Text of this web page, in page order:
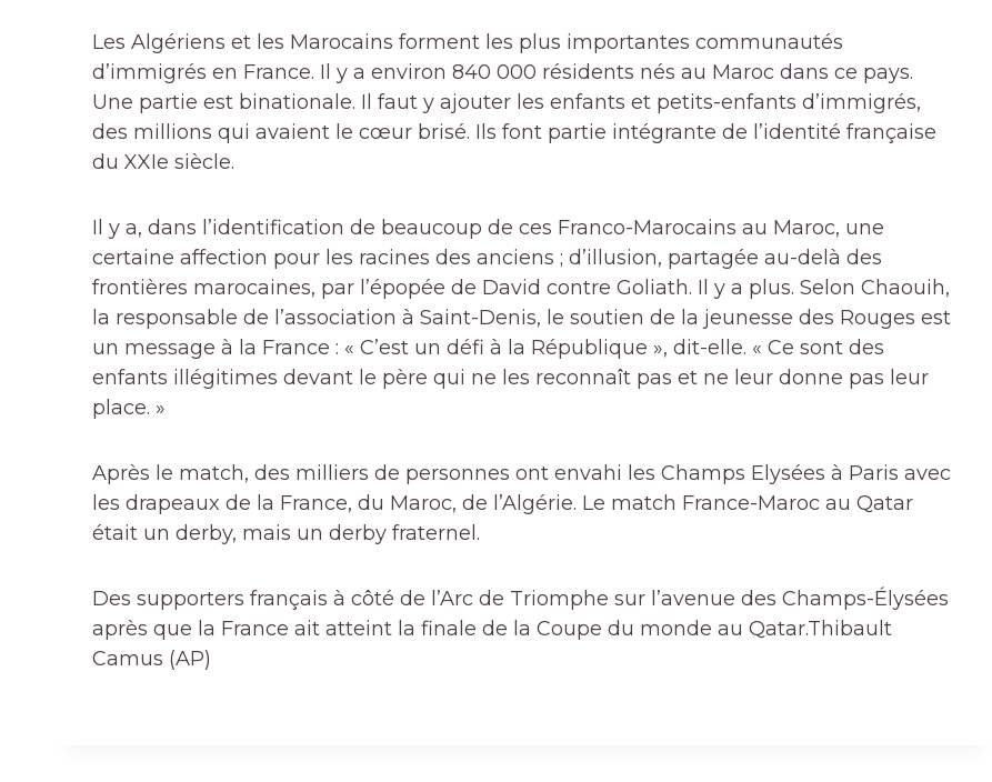
Les Algériens et les Marocains forment les plus importantes communautés
d’immigrés en France. Il y a environ 840 000 résidents nés au Maroc dans ce pays.
Une partie est binationale. Il faut y ajouter les enfants et petits-enfants d’immigrés,
des millions qui avaient le cœur brisé. Ils font partie intégrante de l’identité française
du XXIe siècle.
Il y a, dans l’identification de beaucoup de ces Franco-Marocains au Maroc, une
certaine affection pour les racines des anciens ; d’illusion, partagée au-delà des
frontières marocaines, par l’épopée de David contre Goliath. Il y a plus. Selon Chaouih,
la responsable de l’association à Saint-Denis, le soutien de la jeunesse des Rouges est
un message à la France : « C’est un défi à la République », dit-elle. « Ce sont des
enfants illégitimes devant le père qui ne les reconnaît pas et ne leur donne pas leur
place. »
Après le match, des milliers de personnes ont envahi les Champs Elysées à Paris avec
les drapeaux de la France, du Maroc, de l’Algérie. Le match France-Maroc au Qatar
était un derby, mais un derby fraternel.
Des supporters français à côté de l’Arc de Triomphe sur l’avenue des Champs-Élysées
après que la France ait atteint la finale de la Coupe du monde au Qatar.Thibault
Camus (AP)